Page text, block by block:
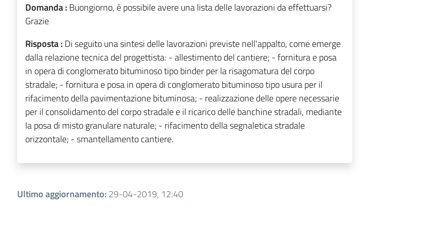
Domanda :Buongiorno, è possibile avere una lista delle lavorazioni da effettuarsi?
Grazie
Risposta :Di seguito una sintesi delle lavorazioni previste nell'appalto, come emerge
dalla relazione tecnica del progettista: - allestimento del cantiere; - fornitura e posa
in opera di conglomerato bituminoso tipo binder per la risagomatura del corpo
stradale; - fornitura e posa in opera di conglomerato bituminoso tipo usura per il
rifacimento della pavimentazione bituminosa; - realizzazione delle opere necessarie
per il consolidamento del corpo stradale e il ricarico delle banchine stradali, mediante
la posa di misto granulare naturale; - rifacimento della segnaletica stradale
orizzontale; - smantellamento cantiere.
Ultimo aggiornamento:29-04-2019, 12:40